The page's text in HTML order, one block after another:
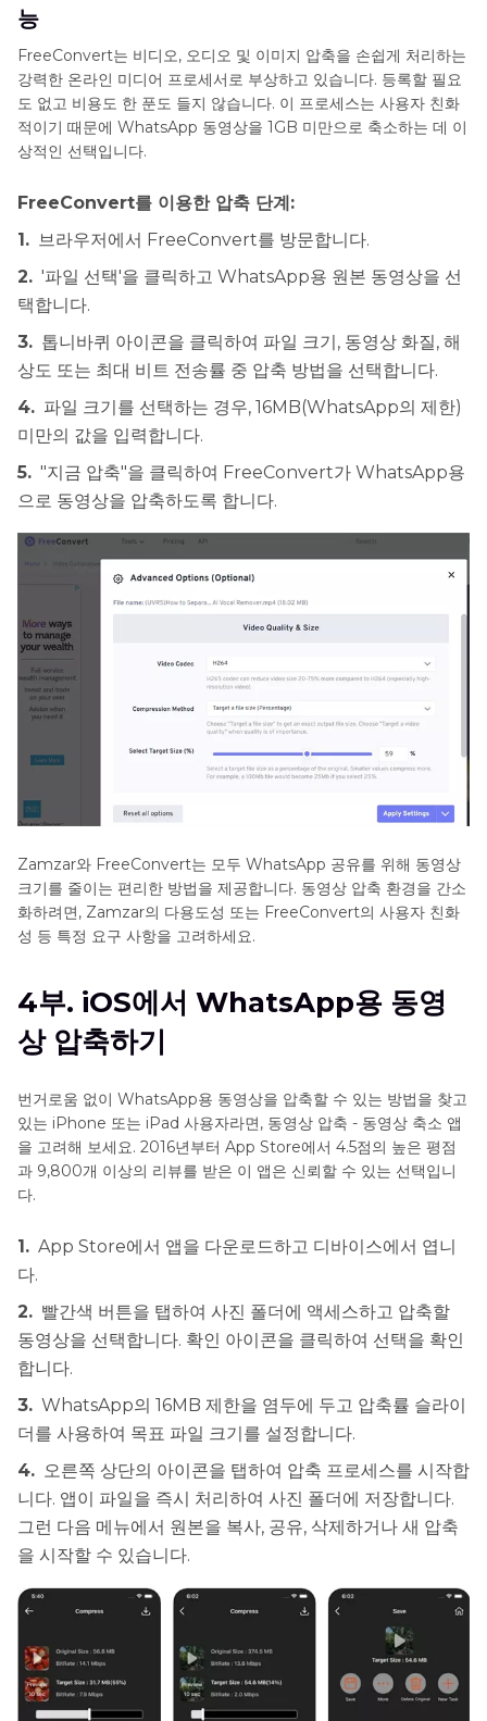
능
FreeConvert는 비디오, 오디오 및 이미지 압축을 손쉽게 처리하는
강력한 온라인 미디어 프로세서로 부상하고 있습니다. 등록할 필요
도 없고 비용도 한 푼도 들지 않습니다. 이 프로세스는 사용자 친화
적이기 때문에 WhatsApp 동영상을 1GB 미만으로 축소하는 데 이
상적인 선택입니다.
FreeConvert를 이용한 압축 단계:
1. 브라우저에서 FreeConvert를 방문합니다.
2. '파일 선택'을 클릭하고 WhatsApp용 원본 동영상을 선
택합니다.
3. 톱니바퀴 아이콘을 클릭하여 파일 크기, 동영상 화질, 해
상도 또는 최대 비트 전송률 중 압축 방법을 선택합니다.
4. 파일 크기를 선택하는 경우, 16MB(WhatsApp의 제한)
미만의 값을 입력합니다.
5. "지금 압축"을 클릭하여 FreeConvert가 WhatsApp용
으로 동영상을 압축하도록 합니다.
Zamzar와 FreeConvert는 모두 WhatsApp 공유를 위해 동영상
크기를 줄이는 편리한 방법을 제공합니다. 동영상 압축 환경을 간소
화하려면, Zamzar의 다용도성 또는 FreeConvert의 사용자 친화
성 등 특정 요구 사항을 고려하세요.
4부. iOS에서 WhatsApp용 동영
상 압축하기
번거로움 없이 WhatsApp용 동영상을 압축할 수 있는 방법을 찾고
있는 iPhone 또는 iPad 사용자라면, 동영상 압축 - 동영상 축소 앱
을 고려해 보세요. 2016년부터 App Store에서 4.5점의 높은 평점
과 9,800개 이상의 리뷰를 받은 이 앱은 신뢰할 수 있는 선택입니
다.
1. App Store에서 앱을 다운로드하고 디바이스에서 엽니
다.
2. 빨간색 버튼을 탭하여 사진 폴더에 액세스하고 압축할
동영상을 선택합니다. 확인 아이콘을 클릭하여 선택을 확인
합니다.
3. WhatsApp의 16MB 제한을 염두에 두고 압축률 슬라이
더를 사용하여 목표 파일 크기를 설정합니다.
4. 오른쪽 상단의 아이콘을 탭하여 압축 프로세스를 시작합
니다. 앱이 파일을 즉시 처리하여 사진 폴더에 저장합니다.
그런 다음 메뉴에서 원본을 복사, 공유, 삭제하거나 새 압축
을 시작할 수 있습니다.